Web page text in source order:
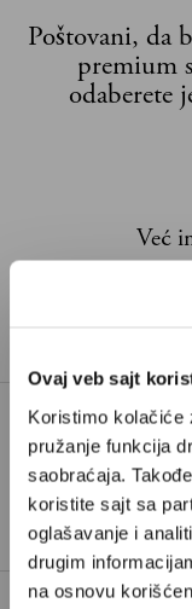
Ovaj veb sajt
Koristimo kolačiće
pružanje funkcija
saobraćaja.
koristite sajt sa
oglašavanje i
drugim
na osnovu
Poštovani, da
premium
odaberete
Već
TAGOVI: